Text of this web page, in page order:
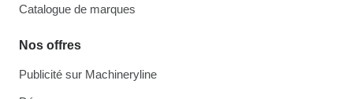
Catalogue de marques
Nos offres
Publicité sur Machineryline